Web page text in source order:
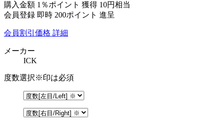
購入金額 1％ポイント 獲得 10円相当
会員登録 即時 200ポイント 進呈
会員割引価格 詳細
メーカー
ICK
度数選択※印は必須